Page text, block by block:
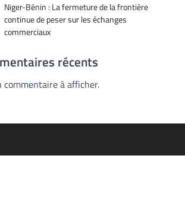
Niger-Bénin : La fermeture de la frontière
continue de peser sur les échanges
commerciaux
récents
commentaire à afficher.